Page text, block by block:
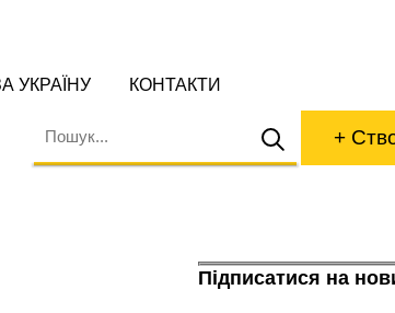
УКРАЇНУ КОНТАКТИ
+
Підписатися на